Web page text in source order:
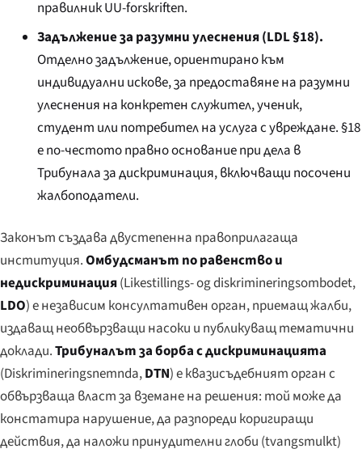
правилник UU-forskriften.
Задължение за разумни улеснения (LDL §18).
Отделно задължение, ориентирано към
индивидуални искове, за предоставяне на разумни
улеснения на конкретен служител, ученик,
студент или потребител на услуга с увреждане. §18
е по-честото правно основание при дела в
Трибунала за дискриминация, включващи посочени
жалбоподатели.
Законът създава двустепенна правоприлагаща
институция.Омбудсманът по равенство и
недискриминация(Likestillings- og diskrimineringsombodet,
LDO) е независим консултативен орган, приемащ жалби,
издаващ необвързващи насоки и публикуващ тематични
доклади.Трибуналът за борба с дискриминацията
(Diskrimineringsnemnda,DTN) е квазисъдебният орган с
обвързваща власт за вземане на решения: той може да
констатира нарушение, да разпореди коригиращи
действия, да наложи принудителни глоби (tvangsmulkt)